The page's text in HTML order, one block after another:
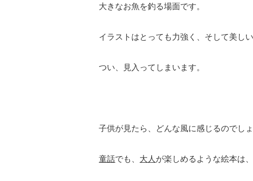
大きなお魚を釣る場面です。
イラストはとっても力強く、そして美し
つい、見入ってしまいます。
子供が見たら、どんな風に感じるのでしょ
童話でも、 大人 が楽しめるような絵本は